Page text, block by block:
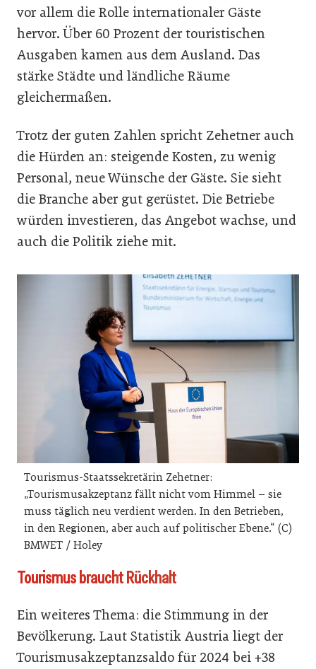
vor allem die Rolle internationaler Gäste
hervor. Über 60 Prozent der touristischen
Ausgaben kamen aus dem Ausland. Das
stärke Städte und ländliche Räume
gleichermaßen.
Trotz der guten Zahlen spricht Zehetner auch
die Hürden an: steigende Kosten, zu wenig
Personal, neue Wünsche der Gäste. Sie sieht
die Branche aber gut gerüstet. Die Betriebe
würden investieren, das Angebot wachse, und
auch die Politik ziehe mit.
Tourismus-Staatssekretärin Zehetner:
„Tourismusakzeptanz fällt nicht vom Himmel – sie
muss täglich neu verdient werden. In den Betrieben,
in den Regionen, aber auch auf politischer Ebene.“ (C)
BMWET / Holey
Tourismus braucht Rückhalt
Ein weiteres Thema: die Stimmung in der
Bevölkerung. Laut Statistik Austria liegt der
Tourismusakzeptanzsaldo für 2024 bei +38